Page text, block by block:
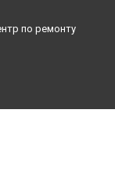
по ремонту